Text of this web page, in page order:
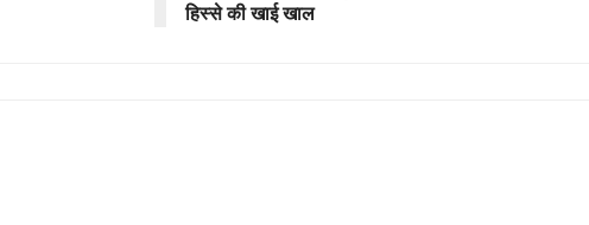
हिस्से की खाई खाल